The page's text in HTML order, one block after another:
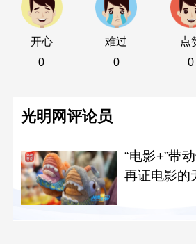
开心
0
难过
0
点
0
光明网评论员
“电影+”带
再证电影的